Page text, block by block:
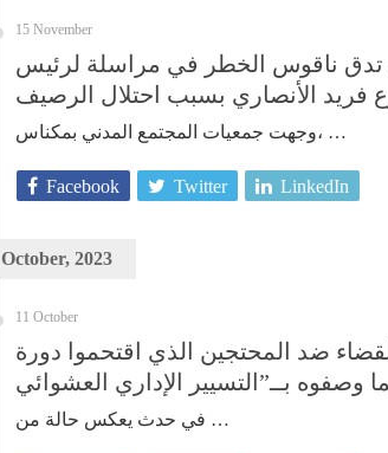
15 November
تدق ناقوس الخطر في مراسلة لرئيس
وجهت جمعيات المجتمع المدني بمكناس، …
Facebook Twitter LinkedIn
October, 2023
11 October
ضد المحتجين الذي اقتحموا دورة
في حدث يعكس حالة من …